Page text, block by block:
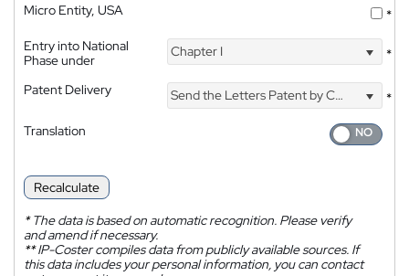
Micro Entity, USA
*
Entry into National
Phase under
Chapter I *
Patent Delivery Send the Letters Patent by Courier
*
Translation
Recalculate
*The data is based on automatic recognition. Please verify
and amend if necessary.
**IP-Coster compiles data from publicly available sources. If
this data includes your personal information, you can contact